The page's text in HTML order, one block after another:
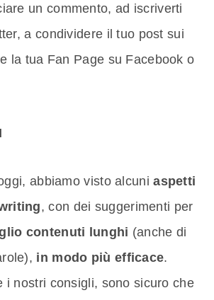
un commento, ad iscriverti
a condividere il tuo post sui
la tua Fan Page su Facebook o
abbiamo visto alcuniaspetti
, con dei suggerimenti per
contenuti lunghi (anche di
in modo più efficace.
i nostri consigli, sono sicuro che